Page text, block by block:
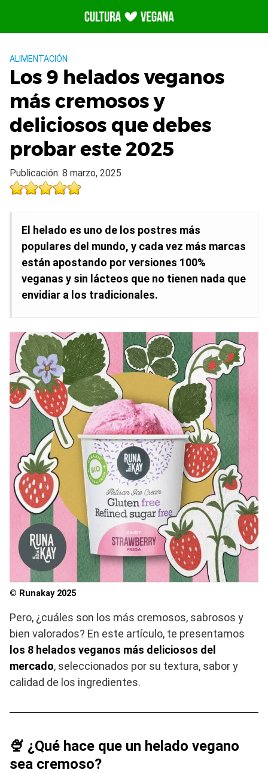
contenido
ALIMENTACIÓN
Los 9 helados veganos
más cremosos y
deliciosos que debes
probar este 2025
Publicación: 8 marzo, 2025
El helado es uno de los postres más
populares del mundo, y cada vez más marcas
están apostando por versiones 100%
veganas y sin lácteos que no tienen nada que
envidiar a los tradicionales.
© Runakay 2025
Pero, ¿cuáles son los más cremosos, sabrosos y
bien valorados? En este artículo, te presentamos
los 8 helados veganos más deliciosos del
mercado, seleccionados por su textura, sabor y
calidad de los ingredientes.
🍨 ¿Qué hace que un helado vegano
sea cremoso?